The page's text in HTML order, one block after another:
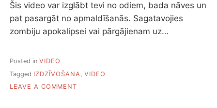
Šis video var izglābt tevi no odiem, bada nāves un
pat pasargāt no apmaldīšanās. Sagatavojies
zombiju apokalipsei vai pārgājienam uz…
Posted in VIDEO
Tagged IZDZĪVOŠANA
VIDEO
LEAVE A COMMENT